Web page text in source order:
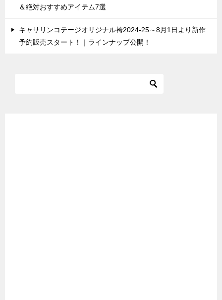
＆絶対おすすめアイテム7選
キャサリンコテージオリジナル袴2024-25～8月1日より新作
予約販売スタート！｜ラインナップ公開！